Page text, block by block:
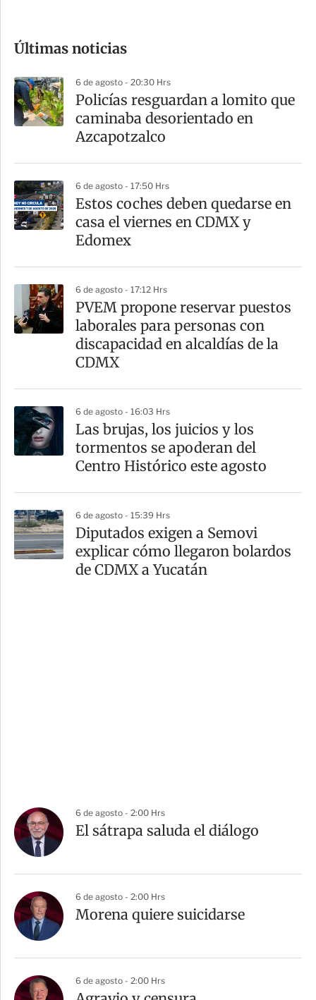
m
a
r
t
Últimas noticias
6 de agosto - 20:30 Hrs
Policías resguardan a lomito que
caminaba desorientado en
Azcapotzalco
6 de agosto - 17:50 Hrs
Estos coches deben quedarse en
casa el viernes en CDMX y
Edomex
6 de agosto - 17:12 Hrs
PVEM propone reservar puestos
laborales para personas con
discapacidad en alcaldías de la
CDMX
6 de agosto - 16:03 Hrs
Las brujas, los juicios y los
tormentos se apoderan del
Centro Histórico este agosto
6 de agosto - 15:39 Hrs
Diputados exigen a Semovi
explicar cómo llegaron bolardos
de CDMX a Yucatán
6 de agosto - 2:00 Hrs
El sátrapa saluda el diálogo
6 de agosto - 2:00 Hrs
Morena quiere suicidarse
6 de agosto - 2:00 Hrs